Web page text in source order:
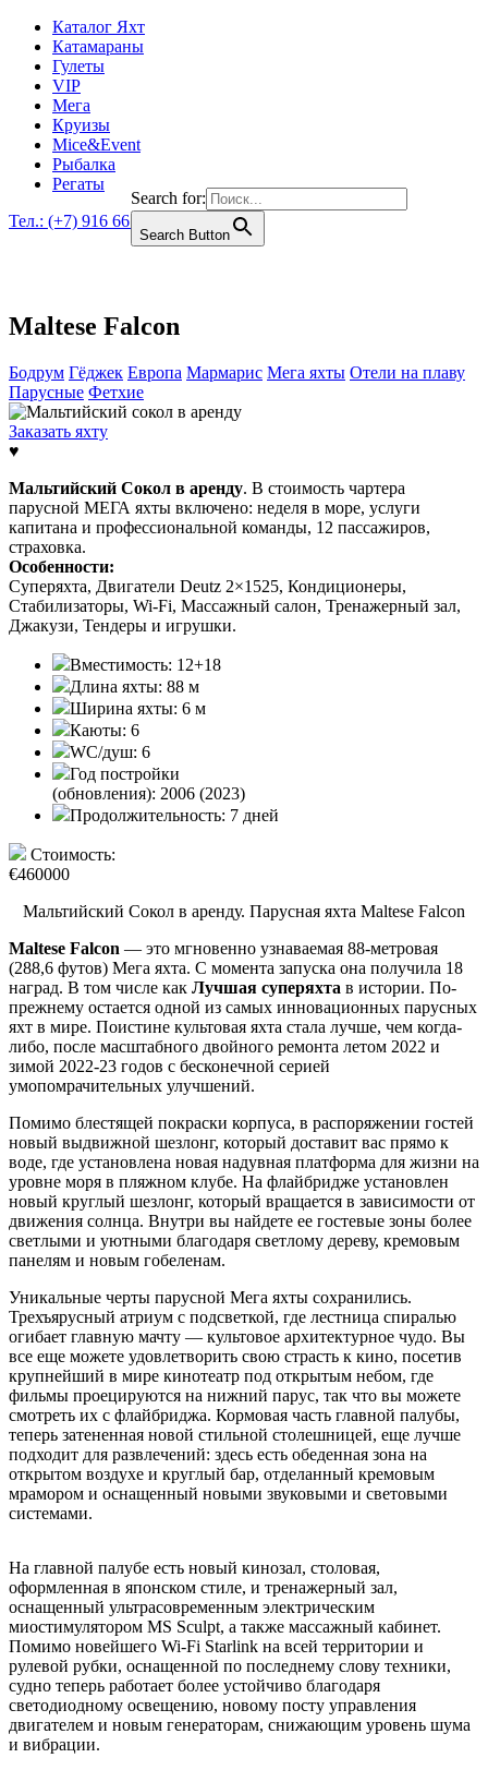
Каталог Яхт
Катамараны
Гулеты
VIP
Мега
Круизы
Mice&Event
Рыбалка
Регаты
Тел.: (+7) 916 661 6561
Search for:
Search Button
Maltese Falcon
Бодрум Гёджек Европа Мармарис Мега яхты Отели на плаву
Парусные Фетхие
Заказать яхту
♥
Мальтийский Сокол в аренду. В стоимость чартера
парусной МЕГА яхты включено: неделя в море, услуги
капитана и профессиональной команды, 12 пассажиров,
страховка.
Особенности:
Суперяхта, Двигатели Deutz 2×1525, Кондиционеры,
Стабилизаторы, Wi-Fi, Массажный салон, Тренажерный зал,
Джакузи, Тендеры и игрушки.
Вместимость: 12+18
Длина яхты: 88 м
Ширина яхты: 6 м
Каюты: 6
WC/душ: 6
Год постройки
(обновления): 2006 (2023)
Продолжительность: 7 дней
Стоимость:
€460000
Мальтийский Сокол в аренду. Парусная яхта Maltese Falcon
Maltese Falcon — это мгновенно узнаваемая 88-метровая
(288,6 футов) Мега яхта. С момента запуска она получила 18
наград. В том числе как Лучшая суперяхта в истории. По-
прежнему остается одной из самых инновационных парусных
яхт в мире. Поистине культовая яхта стала лучше, чем когда-
либо, после масштабного двойного ремонта летом 2022 и
зимой 2022-23 годов с бесконечной серией
умопомрачительных улучшений.
Помимо блестящей покраски корпуса, в распоряжении гостей
новый выдвижной шезлонг, который доставит вас прямо к
воде, где установлена новая надувная платформа для жизни на
уровне моря в пляжном клубе. На флайбридже установлен
новый круглый шезлонг, который вращается в зависимости от
движения солнца. Внутри вы найдете ее гостевые зоны более
светлыми и уютными благодаря светлому дереву, кремовым
панелям и новым гобеленам.
Уникальные черты парусной Мега яхты сохранились.
Трехъярусный атриум с подсветкой, где лестница спиралью
огибает главную мачту — культовое архитектурное чудо. Вы
все еще можете удовлетворить свою страсть к кино, посетив
крупнейший в мире кинотеатр под открытым небом, где
фильмы проецируются на нижний парус, так что вы можете
смотреть их с флайбриджа. Кормовая часть главной палубы,
теперь затененная новой стильной столешницей, еще лучше
подходит для развлечений: здесь есть обеденная зона на
открытом воздухе и круглый бар, отделанный кремовым
мрамором и оснащенный новыми звуковыми и световыми
системами.
На главной палубе есть новый кинозал, столовая,
оформленная в японском стиле, и тренажерный зал,
оснащенный ультрасовременным электрическим
миостимулятором MS Sculpt, а также массажный кабинет.
Помимо новейшего Wi-Fi Starlink на всей территории и
рулевой рубки, оснащенной по последнему слову техники,
судно теперь работает более устойчиво благодаря
светодиодному освещению, новому посту управления
двигателем и новым генераторам, снижающим уровень шума
и вибрации.